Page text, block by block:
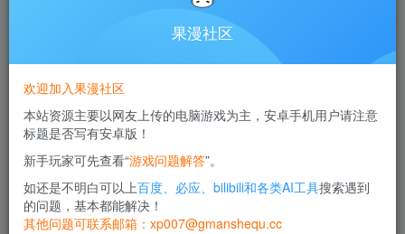
此内容为付费资源，请付费后查看
10
黄金会员免费
果漫社区
欢迎加入果漫社区
本站资源主要以网友上传的电脑游戏为主，安卓手机用户请注意
标题是否写有安卓版！
新手玩家可先查看“游戏问题解答”。
如还是不明白可以上百度、必应、bilibili和各类AI工具搜索遇到
的问题，基本都能解决！
其他问题可联系邮箱：xp007@gmanshequ.cc